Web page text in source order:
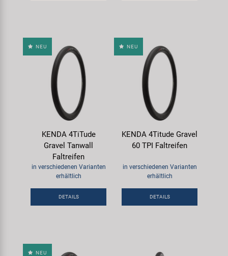
NEU
KENDA 4TiTude
Gravel Tanwall
Faltreifen
in verschiedenen Varianten
erhältlich
DETAILS
NEU
KENDA 4Titude Gravel
60 TPI Faltreifen
in verschiedenen Varianten
erhältlich
DETAILS
NEU